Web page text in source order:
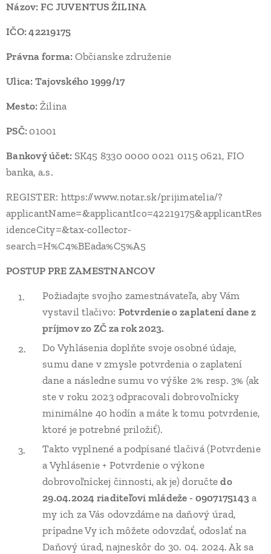
Názov: FC JUVENTUS ŽILINA
IČO: 42219175
Právna forma: Občianske združenie
Ulica: Tajovského 1999/17
Mesto: Žilina
PSČ:01001
Bankový účet: SK45 8330 0000 0021 0115 0621, FIO
banka, a.s.
REGISTER: https://www.notar.sk/prijimatelia/?
applicantName=&applicantIco=42219175&applicantRes
idenceCity=&tax-collector-
search=H%C4%BEada%C5%A5
POSTUP PRE ZAMESTNANCOV
Požiadajte svojho zamestnávateľa, aby Vám
vystavil tlačivo: Potvrdenie o zaplatení dane z
príjmov zo ZČ za rok 2023.
Do Vyhlásenia doplňte svoje osobné údaje,
sumu dane v zmysle potvrdenia o zaplatení
dane a následne sumu vo výške 2% resp. 3% (ak
ste v roku 2023 odpracovali dobrovoľnícky
minimálne 40 hodín a máte k tomu potvrdenie,
ktoré je potrebné priložiť).
Takto vyplnené a podpísané tlačivá (Potvrdenie
a Vyhlásenie + Potvrdenie o výkone
dobrovoľníckej činnosti, ak je) doručtedo
29.04.2024 riaditeľovi mládeže - 0907175143 a
my ich za Vás odovzdáme na daňový úrad,
prípadne Vy ich môžete odovzdať, odoslať na
Daňový úrad, najneskôr do 30. 04. 2024. Ak sa